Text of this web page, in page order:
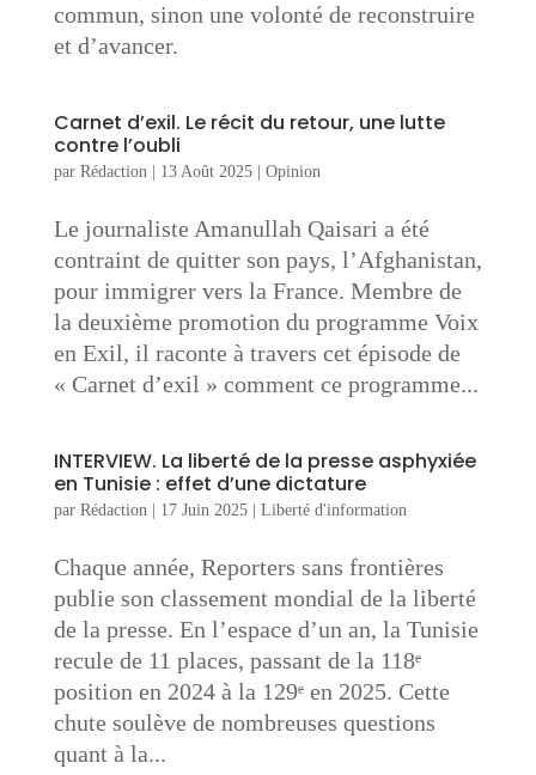
commun, sinon une volonté de reconstruire
et d’avancer.
Carnet d’exil. Le récit du retour, une lutte
contre l’oubli
par Rédaction| 13 Août 2025| Opinion
Le journaliste Amanullah Qaisari a été
contraint de quitter son pays, l’Afghanistan,
pour immigrer vers la France. Membre de
la deuxième promotion du programme Voix
en Exil, il raconte à travers cet épisode de
« Carnet d’exil » comment ce programme...
INTERVIEW. La liberté de la presse asphyxiée
en Tunisie : effet d’une dictature
par Rédaction| 17 Juin 2025| Liberté d'information
Chaque année, Reporters sans frontières
publie son classement mondial de la liberté
de la presse. En l’espace d’un an, la Tunisie
recule de 11 places, passant de la 118ᵉ
position en 2024 à la 129ᵉ en 2025. Cette
chute soulève de nombreuses questions
quant à la...